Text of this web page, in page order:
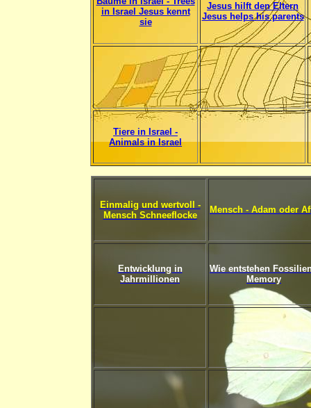
in Israel Jesus kennt
sie
Jesus hilft den Eltern
Jesus helps his parents
Tiere in Israel -
Animals in Israel
Einmalig und wertvoll -
Mensch Schneeflocke
Mensch - Adam oder
Entwicklung in
Jahrmillionen
Wie entstehen
Memory